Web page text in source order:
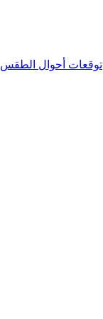
توقعات أحوال الطقس